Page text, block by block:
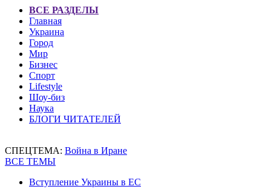
ВСЕ РАЗДЕЛЫ
Главная
Украина
Город
Мир
Бизнес
Спорт
Lifestyle
Шоу-биз
Наука
БЛОГИ ЧИТАТЕЛЕЙ
СПЕЦТЕМА: Война в Иране
ВСЕ ТЕМЫ
Вступление Украины в ЕС